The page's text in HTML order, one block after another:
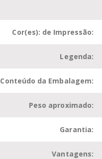
Cor(es): de Impressão:
Legenda:
Conteúdo da Embalagem:
Peso aproximado:
Garantia:
Vantagens: